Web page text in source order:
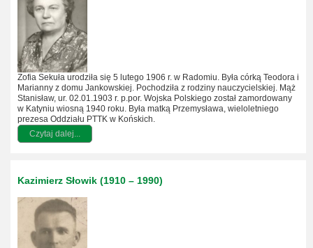
Zofia Sekuła urodziła się 5 lutego 1906 r. w Radomiu. Była córką Teodora i
Marianny z domu Jankowskiej. Pochodziła z rodziny nauczycielskiej. Mąż
Stanisław, ur. 02.01.1903 r. p.por. Wojska Polskiego został zamordowany
w Katyniu wiosną 1940 roku. Była matką Przemysława, wieloletniego
prezesa Oddziału PTTK w Końskich.
Czytaj dalej...
Kazimierz Słowik (1910 – 1990)